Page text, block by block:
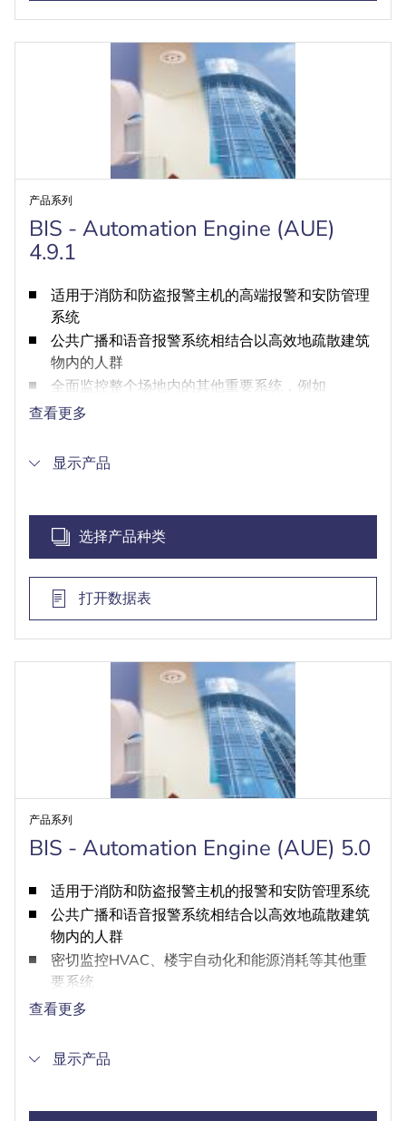
产品系列
BIS - Automation Engine (AUE)
4.9.1
适用于消防和防盗报警主机的高端报警和安防管理
系统
公共广播和语音报警系统相结合以高效地疏散建筑
物内的人群
全面监控整个场地内的其他重要系统，例如
HVAC、楼宇自动化和能源管理
轻松集成和配置子系统
通过用户可定义的规则自动紧急响应子系统报警
授权组
查看更多
显示产品
选择产品种类
打开数据表
产品系列
BIS - Automation Engine (AUE) 5.0
适用于消防和防盗报警主机的报警和安防管理系统
公共广播和语音报警系统相结合以高效地疏散建筑
物内的人群
密切监控HVAC、楼宇自动化和能源消耗等其他重
要系统
统一遵循全球OPC DA/AE和OPC UA标准，因此可
通过用户可定义的规则自动紧急响应子系统报警
查看更多
显示产品